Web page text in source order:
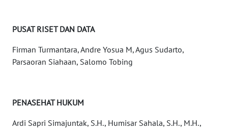
PUSAT RISET DAN DATA
Firman Turmantara, Andre Yosua M, Agus Sudarto,
Parsaoran Siahaan, Salomo Tobing
PENASEHAT HUKUM
Ardi Sapri Simajuntak, S.H., Humisar Sahala, S.H., M.H.,
WN
WN
KALSEL